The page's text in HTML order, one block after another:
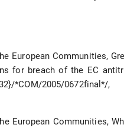
European Communities,
for breach of the EC
*COM/2005/0672final*/,
European Communities,